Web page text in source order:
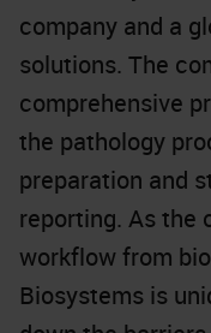
company and a
solutions. The
comprehensive
the pathology
preparation and
reporting. As the
workflow from
Biosystems is